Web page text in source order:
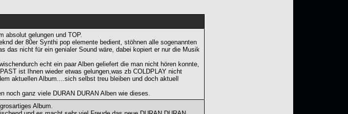
absolut gelungen und TOP.
der 80er Synthi pop elemente bedient, stöhnen alle sogenannten
das nicht für ein genialer Sound wäre, dabei kopiert er nur die Musik
echt ein paar Alben geliefert die man nicht hören konnte,
ist Ihnen wieder etwas gelungen,was zb COLDPLAY nicht
aktuellen Album....sich selbst treu bleiben und doch aktuell
noch ganz viele DURAN DURAN Alben wie dieses.
Album.